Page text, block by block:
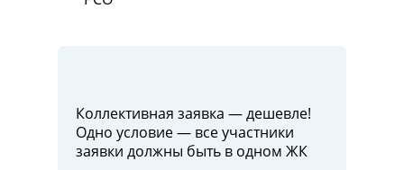
Коллективная заявка — дешевле!
Одно условие — все участники
заявки должны быть в одном ЖК